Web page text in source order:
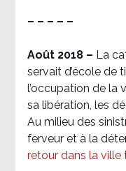
– – – – –
Août 2018 – La
servait d’école de
l’occupation de la
sa libération, les
Au milieu des
ferveur et à la
retour dans la ville